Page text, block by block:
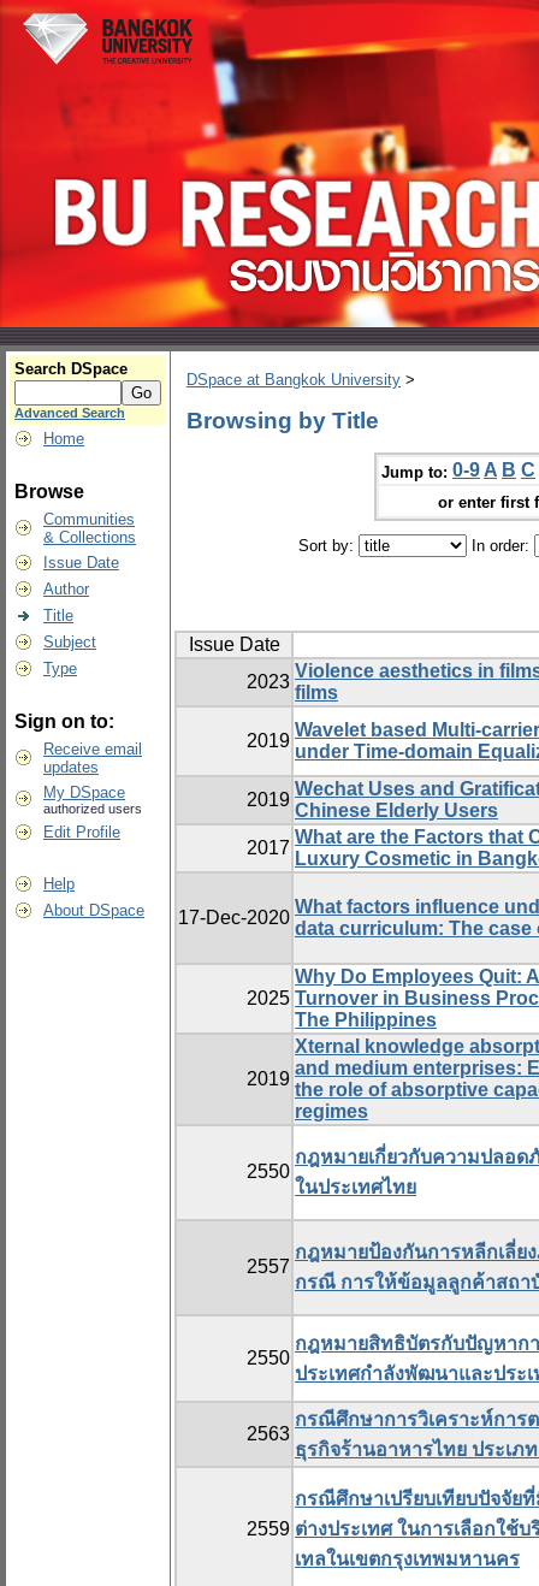
Search DSpace
Advanced Search
Home
Browse
Communities
& Collections
Issue Date
Author
Title
Subject
Type
Sign on to:
Receive email
updates
My DSpace
authorized users
Edit Profile
Help
About DSpace
DSpace at Bangkok University >
Browsing by Title
Jump to: 0-9 A B C
or enter first
Sort by: In order:
Issue Date
2023
Violence aesthetics in
films
2019
Wavelet based Multi-
under Time-domain
2019
Wechat Uses and
Chinese Elderly Users
2017
What are the Factors that
Luxury Cosmetic in
17-Dec-2020
What factors influence
data curriculum: The
2025
Why Do Employees Quit:
Turnover in Business
The Philippines
2019
Xternal knowledge
and medium enterprises:
the role of absorptive
regimes
2550
กฎหมายเกี่ยวกับความปลอ
ในประเทศไทย
2557
กฎหมายป้องกันการหลีกเลี่ย
กรณี การให้ข้อมูลลูกค้าสถา
2550
กฎหมายสิทธิบัตรกับปัญหาก
ประเทศกำลังพัฒนาและประ
2563
กรณีศึกษาการวิเคราะห์การ
ธุรกิจร้านอาหารไทย ประเภ
2559
กรณีศึกษาเปรียบเทียบปัจจั
ต่างประเทศ ในการเลือกใช้
เทลในเขตกรุงเทพมหานคร